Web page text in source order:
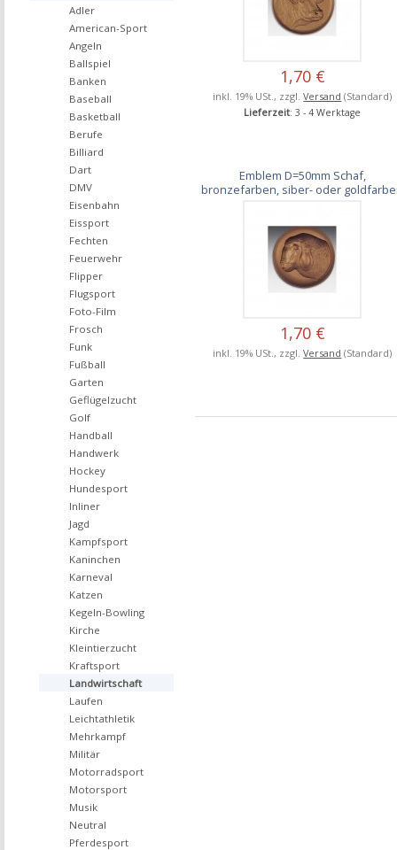
1,70 €
inkl. 19% USt., zzgl.Versand (Standard)
Lieferzeit: 3 - 4 Werktage
Emblem D=50mm Schaf,
bronzefarben, siber- oder
1,70 €
inkl. 19% USt., zzgl.Versand (Standard)
Adler
American-Sport
Angeln
Ballspiel
Banken
Baseball
Basketball
Berufe
Billiard
Dart
DMV
Eisenbahn
Eissport
Fechten
Feuerwehr
Flipper
Flugsport
Foto-Film
Frosch
Funk
Fußball
Garten
Geflügelzucht
Golf
Handball
Handwerk
Hockey
Hundesport
Inliner
Jagd
Kampfsport
Kaninchen
Karneval
Katzen
Kegeln-Bowling
Kirche
Kleintierzucht
Kraftsport
Landwirtschaft
Laufen
Leichtathletik
Mehrkampf
Militär
Motorradsport
Motorsport
Musik
Neutral
Pferdesport